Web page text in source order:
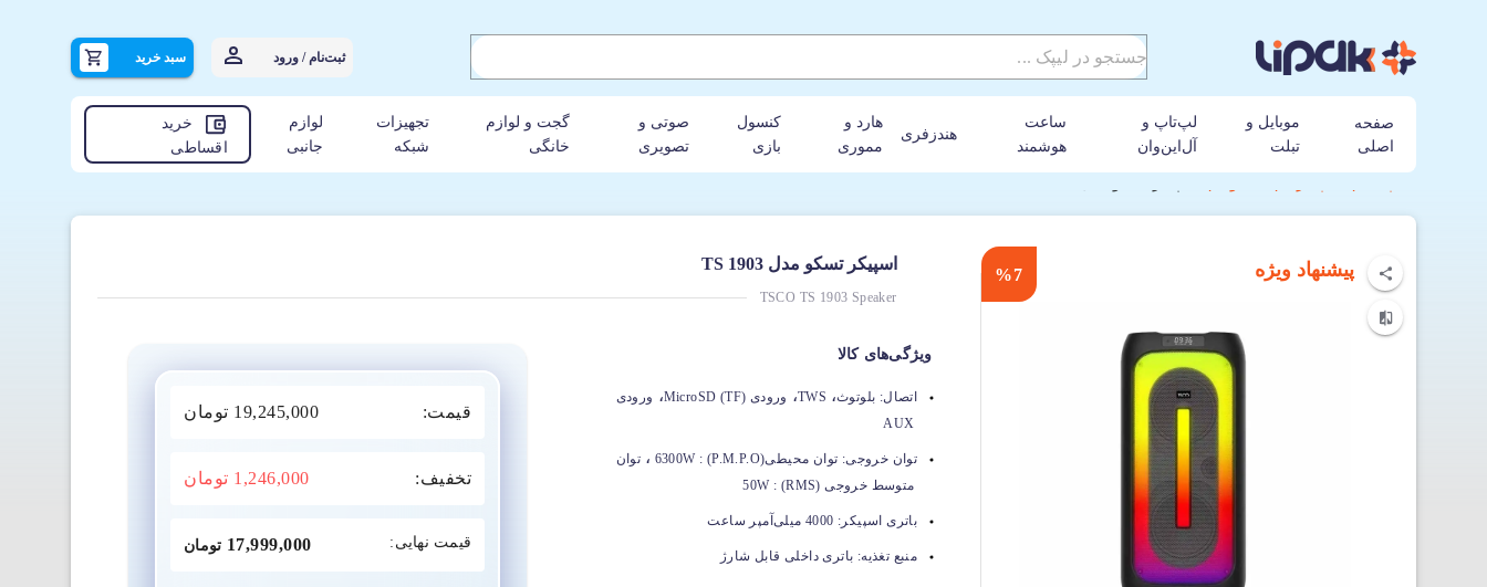
ثبت‌نام / ورود سبد خرید
صفحه
اصلی
موبایل و
تبلت
لپ‌تاپ و
آل‌این‌وان
ساعت
هوشمند
هندزفری
هارد و
مموری
کنسول
بازی
صوتی و
تصویری
گجت و لوازم
خانگی
تجهیزات
شبکه
لوازم
جانبی
خرید
اقساطی
پیشنهاد ویژه %7
اسپیکر تسکو مدل TS 1903
TSCO TS 1903 Speaker
ویژگی‌های کالا
اتصال: بلوتوث، TWS، ورودی MicroSD (TF) ، ورودی
AUX
توان خروجی: توان محیطی(P.M.P.O) : 6300W ، توان
متوسط خروجی (RMS) : 50W
باتری اسپیکر: 4000 میلی‌آمپر ساعت
منبع تغذیه: باتری داخلی قابل شارژ
قیمت: تومان
تخفیف: تومان
قیمت نهایی: تومان